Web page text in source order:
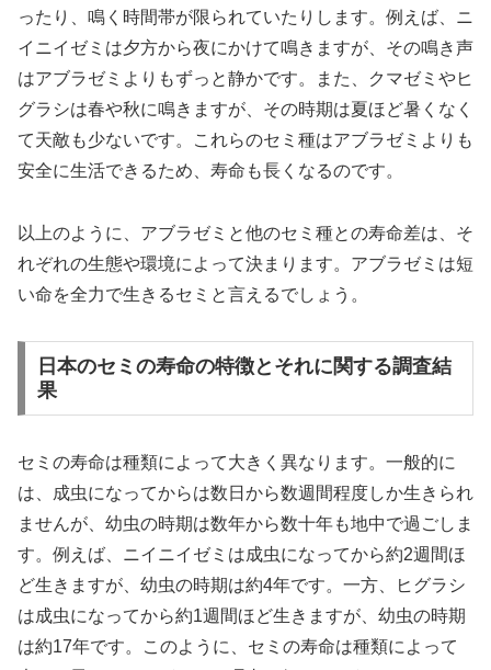
ったり、鳴く時間帯が限られていたりします。例えば、ニ
イニイゼミは夕方から夜にかけて鳴きますが、その鳴き声
はアブラゼミよりもずっと静かです。また、クマゼミやヒ
グラシは春や秋に鳴きますが、その時期は夏ほど暑くなく
て天敵も少ないです。これらのセミ種はアブラゼミよりも
安全に生活できるため、寿命も長くなるのです。
以上のように、アブラゼミと他のセミ種との寿命差は、そ
れぞれの生態や環境によって決まります。アブラゼミは短
い命を全力で生きるセミと言えるでしょう。
日本のセミの寿命の特徴とそれに関する調査結
果
セミの寿命は種類によって大きく異なります。一般的に
は、成虫になってからは数日から数週間程度しか生きられ
ませんが、幼虫の時期は数年から数十年も地中で過ごしま
す。例えば、ニイニイゼミは成虫になってから約2週間ほ
ど生きますが、幼虫の時期は約4年です。一方、ヒグラシ
は成虫になってから約1週間ほど生きますが、幼虫の時期
は約17年です。このように、セミの寿命は種類によって